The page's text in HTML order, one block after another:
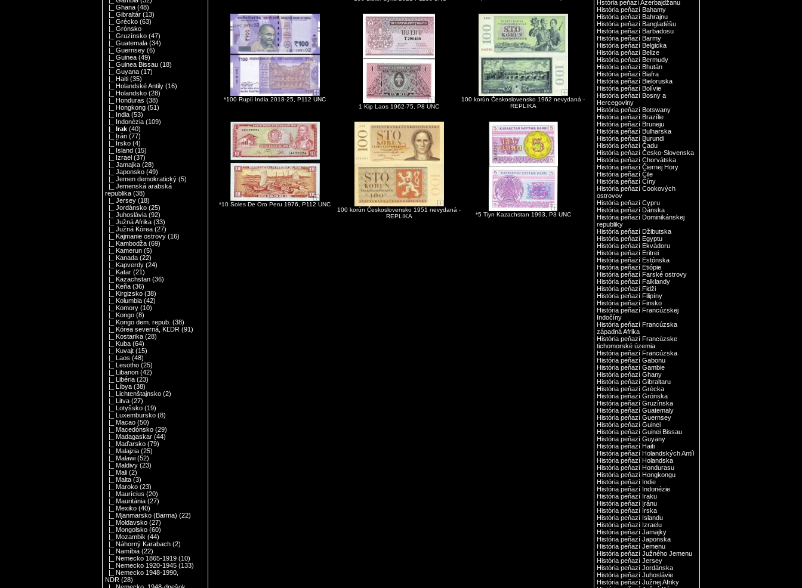
|_ Ghana (48)
|_ Gibraltár (13)
|_ Grécko (63)
|_ Grónsko
|_ Gruzínsko (47)
|_ Guatemala (34)
|_ Guernsey (6)
|_ Guinea (49)
|_ Guinea Bissau (18)
|_ Guyana (17)
|_ Haiti (35)
|_ Holandské Antily (16)
|_ Holandsko (28)
|_ Honduras (38)
|_ Hongkong (51)
|_ India (53)
|_ Indonézia (109)
|_ Irak (40)
|_ Irán (77)
|_ Írsko (4)
|_ Island (15)
|_ Izrael (37)
|_ Jamajka (28)
|_ Japonsko (49)
|_ Jemen demokratický (5)
|_ Jemenská arabská
republika (38)
|_ Jersey (18)
|_ Jordánsko (25)
|_ Juhoslávia (92)
|_ Južná Afrika (33)
|_ Južná Kórea (27)
|_ Kajmanie ostrovy (16)
|_ Kambodža (69)
|_ Kamerun (5)
|_ Kanada (22)
|_ Kapverdy (24)
|_ Katar (21)
|_ Kazachstan (36)
|_ Keňa (36)
|_ Kirgizsko (38)
|_ Kolumbia (42)
|_ Komory (10)
|_ Kongo (8)
|_ Kongo dem. repub. (38)
|_ Kórea severná, KĽDR (91)
|_ Kostarika (28)
|_ Kuba (64)
|_ Kuvajt (15)
|_ Laos (48)
|_ Lesotho (25)
|_ Libanon (42)
|_ Libéria (23)
|_ Líbya (38)
|_ Lichtenštajnsko (2)
|_ Litva (27)
|_ Lotyšsko (19)
|_ Luxembursko (8)
|_ Macao (50)
|_ Macedónsko (29)
|_ Madagaskar (44)
|_ Maďarsko (79)
|_ Malajzia (25)
|_ Malawi (52)
|_ Maldivy (23)
|_ Mali (2)
|_ Malta (3)
|_ Maroko (23)
|_ Maurícius (20)
|_ Mauritánia (27)
|_ Mexiko (40)
|_ Mjanmarsko (Barma) (22)
|_ Moldavsko (27)
|_ Mongolsko (60)
|_ Mozambik (44)
|_ Náhorný Karabach (2)
|_ Namíbia (22)
|_ Nemecko 1865-1919 (10)
|_ Nemecko 1920-1945 (133)
|_ Nemecko 1948-1990,
NDR (28)
*100 Rupií India 2018-25, P112 UNC
1 Kip Laos 1962-75, P8 UNC
100 korún Československo 1962 nevydaná -
REPLIKA
*10 Soles De Oro Peru 1976, P112 UNC
100 korún Československo 1951 nevydaná -
REPLIKA
*5 Tiyn Kazachstan 1993, P3 UNC
Hstória peňazí Azerbajdžanu
História peňazí Bahamy
História peňazí Bahrajnu
História peňazí Bangladéšu
História peňazí Barbadosu
História peňazí Barmy
História peňazí Belgicka
História peňazí Belize
História peňazí Bermudy
História peňazí Bhután
História peňazí Biafra
História peňazí Bieloruska
História peňazí Bolívie
História peňazí Bosny a
Hercegoviny
História peňazí Botswany
História peňazí Brazílie
História peňazí Bruneju
História peňazí Bulharska
História peňazí Burundi
História peňazí Čadu
História peňazí Česko-Slovenska
História peňazí Chorvátska
História peňazí Čiernej Hory
História peňazí Čile
História peňazí Číny
História peňazí Cookových
ostrovov
História peňazí Cypru
História peňazí Dánska
História peňazí Dominikánskej
republiky
História peňazí Džibutska
História peňazí Egyptu
História peňazí Ekvádoru
História peňazí Eritrei
História peňazí Estónska
História peňazí Etiópie
História peňazí Farské ostrovy
História peňazí Falklandy
História peňazí Fidži
História peňazí Filipíny
História peňazí Finsko
História peňazí Francúzskej
Indočíny
História peňazí Francúzska
západná Afrika
História peňazí Francúzske
tichomorské územia
História peňazí Francúzska
História peňazí Gabonu
História peňazí Gambie
História peňazí Ghany
História peňazí Gibraltaru
História peňazí Grécka
História peňazí Grónska
História peňazí Gruzínska
História peňazí Guatemaly
História peňazí Guernsey
História peňazí Guinei
História peňazí Guinei Bissau
História peňazí Guyany
História peňazí Haiti
História peňazí Holandských Antíl
História peňazí Holandska
História peňazí Hondurasu
História peňazí Hongkongu
História peňazí Indie
História peňazí Indonézie
História peňazí Iraku
História peňazí Iránu
História peňazí Írska
História peňazí Islandu
História peňazí Izraelu
História peňazí Jamajky
História peňazí Japonska
História peňazí Jemenu
História peňazí Južného Jemenu
História peňazí Jersey
História peňazí Jordánska
História peňazí Juhoslávie
História peňazí Južnej Afriky